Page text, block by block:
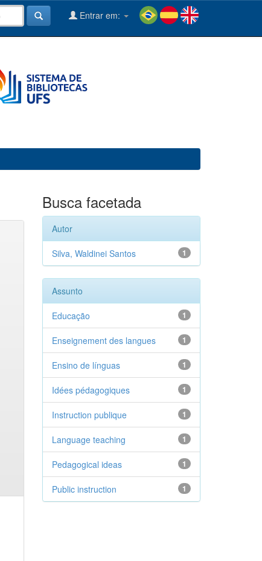
Entrar em:
Busca facetada
Autor
1
Silva, Waldinei Santos
Assunto
1
Educação
1
Enseignement des langues
1
Ensino de línguas
1
Idées pédagogiques
1
Instruction publique
1
Language teaching
1
Pedagogical ideas
1
Public instruction